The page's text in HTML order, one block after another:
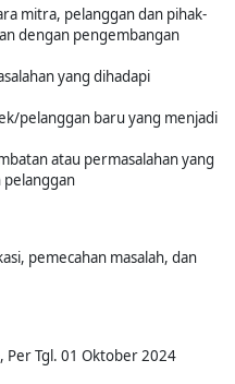
mitra, pelanggan dan pihak-
dengan pengembangan
yang dihadapi
pelanggan baru yang menjadi
atau permasalahan yang
pelanggan
pemecahan masalah, dan
Tgl. 01 Oktober 2024